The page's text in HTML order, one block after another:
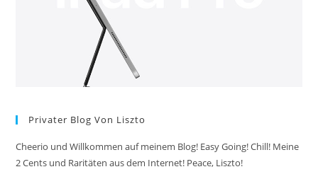
Privater Blog Von Liszto
Cheerio und Willkommen auf meinem Blog! Easy Going! Chill! Meine
2 Cents und Raritäten aus dem Internet! Peace, Liszto!